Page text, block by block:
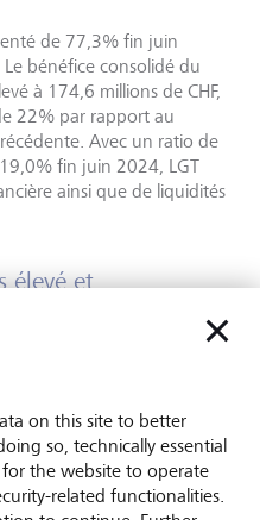
de 77,3% fin juin
bénéfice consolidé du
à 174,6 millions de CHF,
22% par rapport au
Avec un ratio de
fin juin 2024, LGT
ainsi que de liquidités
élevé et
s’est monté à 8,0
2024, affichant ainsi
Le Private Banking et
contribué à ce solide
la baisse des
annuelle
on this site to better
so, technically essential
for the website to operate
related functionalities.